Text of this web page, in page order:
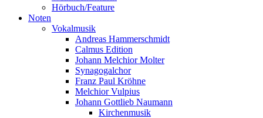
Hörbuch/Feature
Noten
Vokalmusik
Andreas Hammerschmidt
Calmus Edition
Johann Melchior Molter
Synagogalchor
Franz Paul Kröhne
Melchior Vulpius
Johann Gottlieb Naumann
Kirchenmusik